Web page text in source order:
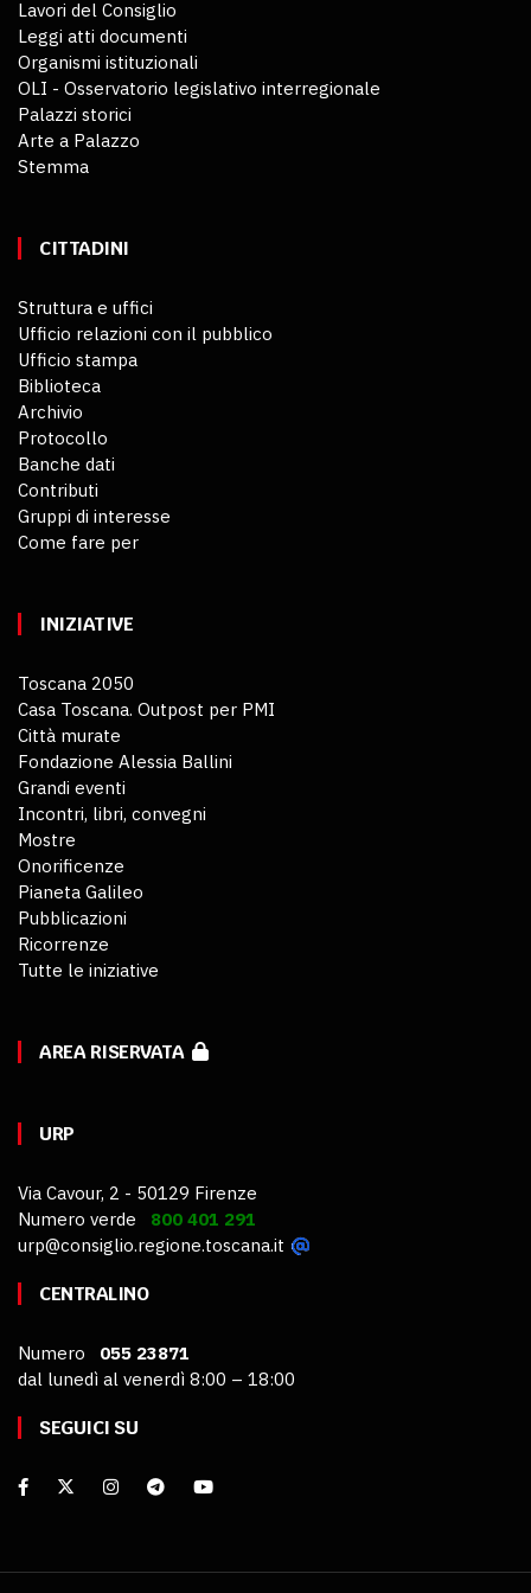
Lavori del Consiglio
Leggi atti documenti
Organismi istituzionali
OLI - Osservatorio legislativo interregionale
Palazzi storici
Arte a Palazzo
Stemma
CITTADINI
Struttura e uffici
Ufficio relazioni con il pubblico
Ufficio stampa
Biblioteca
Archivio
Protocollo
Banche dati
Contributi
Gruppi di interesse
Come fare per
INIZIATIVE
Toscana 2050
Casa Toscana. Outpost per PMI
Città murate
Fondazione Alessia Ballini
Grandi eventi
Incontri, libri, convegni
Mostre
Onorificenze
Pianeta Galileo
Pubblicazioni
Ricorrenze
Tutte le iniziative
AREA RISERVATA
URP
Via Cavour, 2 - 50129 Firenze
Numero verde 800 401 291
urp@consiglio.regione.toscana.it
CENTRALINO
Numero 055 23871
dal lunedì al venerdì 8:00 – 18:00
SEGUICI SU